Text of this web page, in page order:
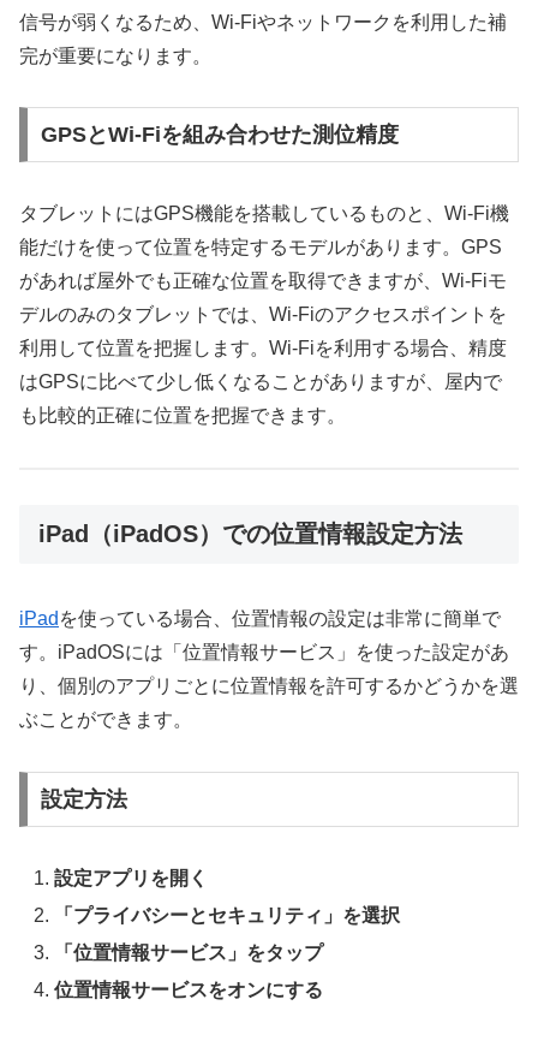
信号が弱くなるため、Wi-Fiやネットワークを利用した補
完が重要になります。
GPSとWi-Fiを組み合わせた測位精度
タブレットにはGPS機能を搭載しているものと、Wi-Fi機
能だけを使って位置を特定するモデルがあります。GPS
があれば屋外でも正確な位置を取得できますが、Wi-Fiモ
デルのみのタブレットでは、Wi-Fiのアクセスポイントを
利用して位置を把握します。Wi-Fiを利用する場合、精度
はGPSに比べて少し低くなることがありますが、屋内で
も比較的正確に位置を把握できます。
iPad（iPadOS）での位置情報設定方法
iPad を使っている場合、位置情報の設定は非常に簡単で
す。iPadOSには「位置情報サービス」を使った設定があ
り、個別のアプリごとに位置情報を許可するかどうかを選
ぶことができます。
設定方法
設定アプリを開く
「プライバシーとセキュリティ」を選択
「位置情報サービス」をタップ
位置情報サービスをオンにする